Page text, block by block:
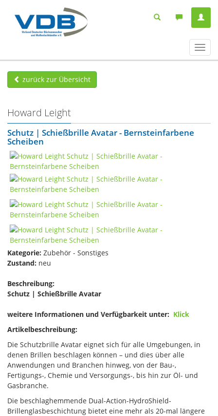
ein-/
zurück zur Übersicht
Howard Leight
Schutz | Schießbrille Avatar - Bernsteinfarbene
Scheiben
Kategorie: Zubehör - Sonstiges
Zustand: neu
Beschreibung:
Schutz | Schießbrille Avatar
weitere Informationen und Verfügbarkeit unter: Klick
Artikelbeschreibung:
Die Schutzbrille Avatar eignet sich für alle Umgebungen, in
denen Brillen beschlagen können – und dies über alle
Anwendungen und Branchen hinweg, von der Bau-,
Fertigungs-, Chemie und Versorgungs-, bis hin zur Öl- und
Gasbranche.
Die beschlaghemmende Dual-Action-HydroShield-
Brillenglasbeschichtung bietet eine mehr als 20-mal längere